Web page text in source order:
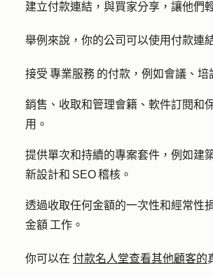
建立付款連結，與買家分享，讓他們
舉例來說，你的公司可以使用付款連
接受 專業服務 的付款，例如會議、培
銷售、收取和管理會籍、軟件訂閱和
用。
提供單次和持續的專案套件，例如建
新設計和 SEO 稽核。
透過收取任何金額的一次性和經常性
金額 工作。
你可以在 付款名人堂查看其他顧客的